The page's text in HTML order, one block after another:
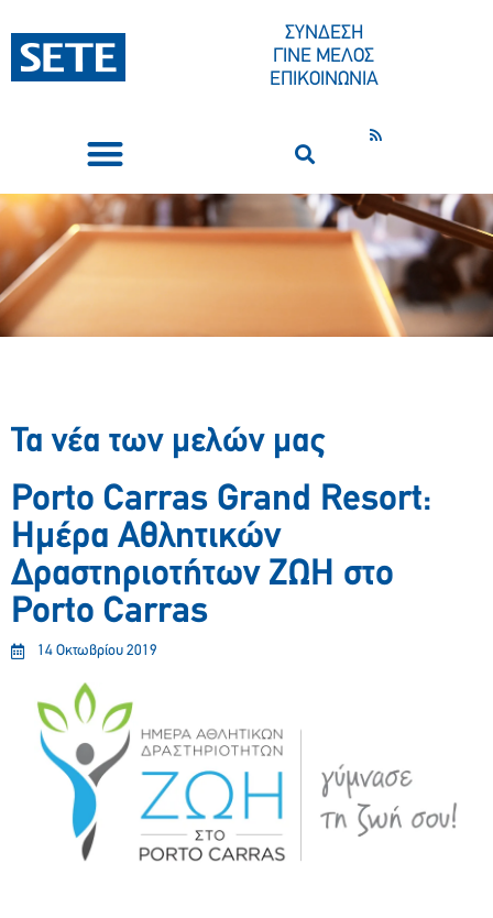
ΣΥΝΔΕΣΗ
ΓΙΝΕ ΜΕΛΟΣ
ΕΠΙΚΟΙΝΩΝΙΑ
Τα νέα των μελών μας
Porto Carras Grand Resort:
Ημέρα Αθλητικών
Δραστηριοτήτων ΖΩΗ στο
Porto Carras
14 Οκτωβρίου 2019